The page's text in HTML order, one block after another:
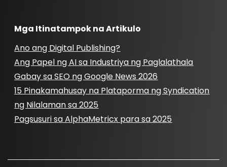
Mga Itinatampok na Artikulo
Ano ang Digital Publishing?
Ang Papel ng AI sa Industriya ng Paglalathala
Gabay sa SEO ng Google News 2026
15 Pinakamahusay na Plataporma ng Syndication
ng Nilalaman sa 2025
Pagsusuri sa AlphaMetricx para sa 2025